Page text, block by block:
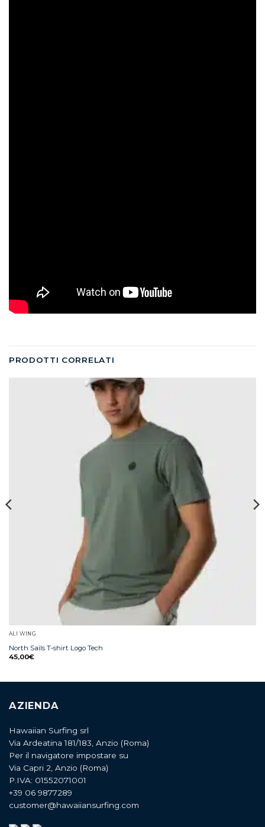
PRODOTTI CORRELATI
ALI WING
North Sails T-shirt Logo Tech
45,00€
AZIENDA
Hawaiian Surfing srl
Via Ardeatina 181/183, Anzio (Roma)
Per il navigatore impostare su
Via Capri 2, Anzio (Roma)
P.IVA: 01552071001
+39 06 9877289
customer@hawaiiansurfing.com